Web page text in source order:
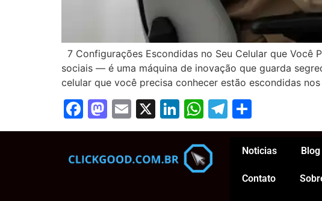
7 Configurações Escondidas no Seu Celular que Você
sociais — é uma máquina de inovação que guarda
celular que você precisa conhecer estão escondidas
Facebook
Mastodon
Email
X LinkedIn
WhatsApp
Telegram
Noticias Blog
Contato